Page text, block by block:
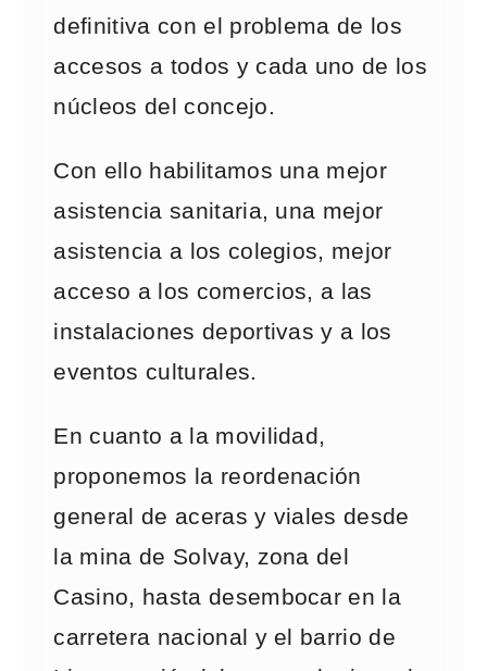
definitiva con el problema de los
accesos a todos y cada uno de los
núcleos del concejo.
Con ello habilitamos una mejor
asistencia sanitaria, una mejor
asistencia a los colegios, mejor
acceso a los comercios, a las
instalaciones deportivas y a los
eventos culturales.
En cuanto a la movilidad,
proponemos la reordenación
general de aceras y viales desde
la mina de Solvay, zona del
Casino, hasta desembocar en la
carretera nacional y el barrio de